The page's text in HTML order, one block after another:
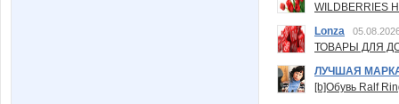
Lonza
ТОВАРЫ ДЛЯ
ЛУЧШАЯ
[b]Обувь Ralf